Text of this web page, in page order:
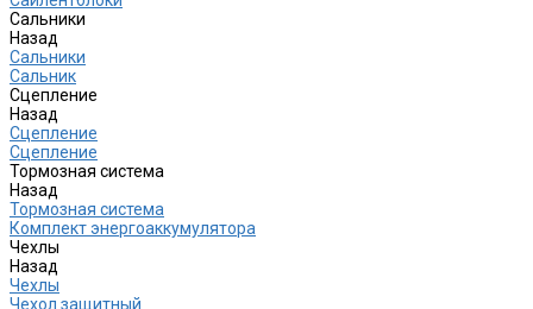
Сальники
Назад
Сальники
Сальник
Сцепление
Назад
Сцепление
Сцепление
Тормозная система
Назад
Тормозная система
Комплект энергоаккумулятора
Чехлы
Назад
Чехлы
Чехол защитный